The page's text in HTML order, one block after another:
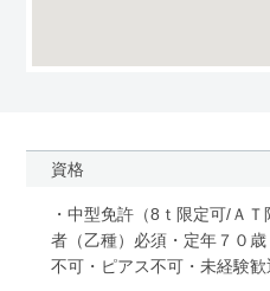
資格
・中型免許（8ｔ限定可/Ａ
者（乙種）必須・定年７０
不可・ピアス不可・未経験歓